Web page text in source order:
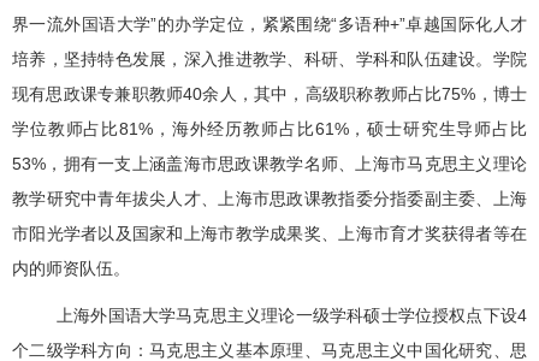
界一流外国语大学”的办学定位，紧紧围绕“多语种+”卓越国际化人才
培养，坚持特色发展，深入推进教学、科研、学科和队伍建设。学院
现有思政课专兼职教师40余人，其中，高级职称教师占比75% ，博士
学位教师占比81% ，海外经历教师占比61%，硕士研究生导师占比
53% ，拥有一支上涵盖海市思政课教学名师、上海市马克思主义理论
教学研究中青年拔尖人才、上海市思政课教指委分指委副主委、上海
市阳光学者以及国家和上海市教学成果奖、上海市育才奖获得者等在
内的师资队伍。
上海外国语大学马克思主义理论一级学科硕士学位授权点下设4
个二级学科方向：马克思主义基本原理、马克思主义中国化研究、思